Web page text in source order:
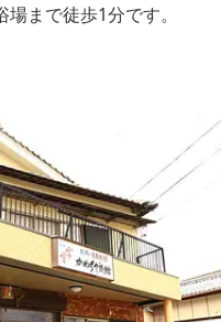
まで徒歩1分です。